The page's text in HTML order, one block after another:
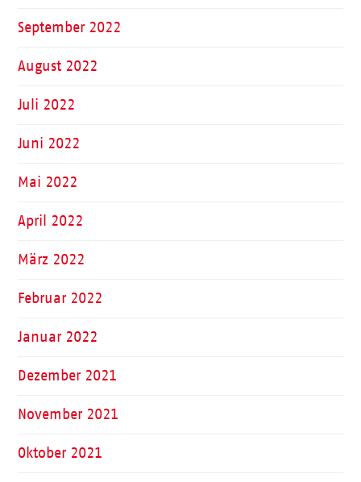
September 2022
August 2022
Juli 2022
Juni 2022
Mai 2022
April 2022
März 2022
Februar 2022
Januar 2022
Dezember 2021
November 2021
Oktober 2021